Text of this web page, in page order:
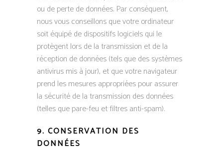
ou de perte de données. Par conséquent,
nous vous conseillons que votre ordinateur
soit équipé de dispositifs logiciels qui le
protègent lors de la transmission et de la
réception de données (tels que des systèmes
antivirus mis à jour), et que votre navigateur
prend les mesures appropriées pour assurer
la sécurité de la transmission des données
(telles que pare-feu et filtres anti-spam).
9. CONSERVATION DES
DONNÉES